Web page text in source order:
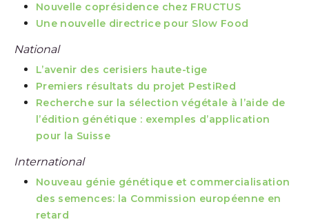
Nouvelle coprésidence chez FRUCTUS
Une nouvelle directrice pour Slow Food
National
L’avenir des cerisiers haute-tige
Premiers résultats du projet PestiRed
Recherche sur la sélection végétale à l’aide de
l’édition génétique : exemples d’application
pour la Suisse
International
Nouveau génie génétique et commercialisation
des semences: la Commission européenne en
retard